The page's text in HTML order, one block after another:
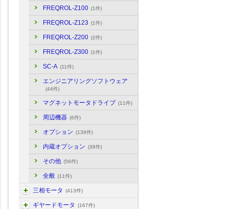
FREQROL-Z100 (1件)
FREQROL-Z123 (1件)
FREQROL-Z200 (2件)
FREQROL-Z300 (1件)
SC-A (11件)
エンジニアリングソフトウェア
(44件)
マグネットモータドライブ (11件)
周辺機器 (6件)
オプション (139件)
内蔵オプション (38件)
その他 (56件)
全般 (11件)
三相モータ (413件)
ギヤードモータ (167件)